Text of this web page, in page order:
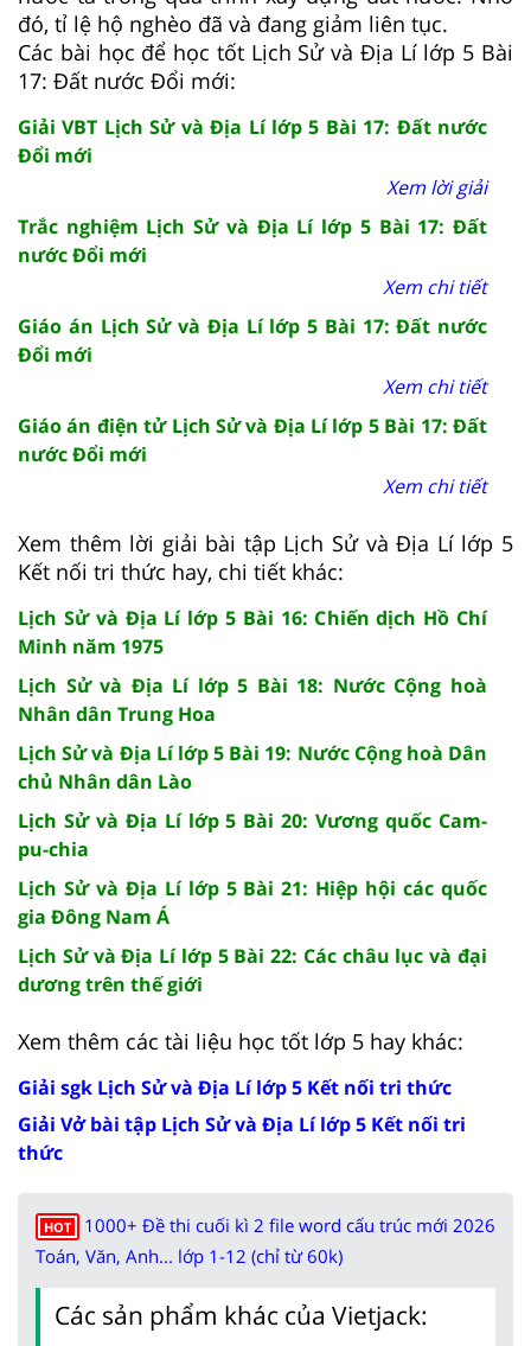
đó, tỉ lệ hộ nghèo đã và đang giảm liên tục.
Các bài học để học tốt Lịch Sử và Địa Lí lớp 5 Bài
17: Đất nước Đổi mới:
Giải VBT Lịch Sử và Địa Lí lớp 5 Bài 17: Đất nước
Đổi mới
Xem lời giải
Trắc nghiệm Lịch Sử và Địa Lí lớp 5 Bài 17: Đất
nước Đổi mới
Xem chi tiết
Giáo án Lịch Sử và Địa Lí lớp 5 Bài 17: Đất nước
Đổi mới
Xem chi tiết
Giáo án điện tử Lịch Sử và Địa Lí lớp 5 Bài 17: Đất
nước Đổi mới
Xem chi tiết
Xem thêm lời giải bài tập Lịch Sử và Địa Lí lớp 5
Kết nối tri thức hay, chi tiết khác:
Lịch Sử và Địa Lí lớp 5 Bài 16: Chiến dịch Hồ Chí
Minh năm 1975
Lịch Sử và Địa Lí lớp 5 Bài 18: Nước Cộng hoà
Nhân dân Trung Hoa
Lịch Sử và Địa Lí lớp 5 Bài 19: Nước Cộng hoà Dân
chủ Nhân dân Lào
Lịch Sử và Địa Lí lớp 5 Bài 20: Vương quốc Cam-
pu-chia
Lịch Sử và Địa Lí lớp 5 Bài 21: Hiệp hội các quốc
gia Đông Nam Á
Lịch Sử và Địa Lí lớp 5 Bài 22: Các châu lục và đại
dương trên thế giới
Xem thêm các tài liệu học tốt lớp 5 hay khác:
Giải sgk Lịch Sử và Địa Lí lớp 5 Kết nối tri thức
Giải Vở bài tập Lịch Sử và Địa Lí lớp 5 Kết nối tri
thức
HOT
1000+ Đề thi cuối kì 2 file word cấu trúc mới 2026
Toán, Văn, Anh... lớp 1-12 (chỉ từ 60k)
Các sản phẩm khác của Vietjack: